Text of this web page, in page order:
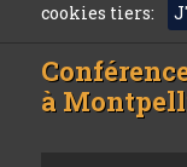
cookies tiers:
à